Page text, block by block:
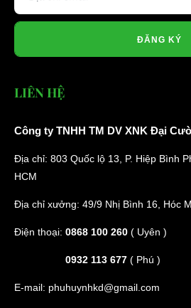
ĐĂNG KÝ
LIÊN HỆ
Công ty TNHH TM DV XNK Đại
Địa chỉ: 803 Quốc lộ 13, P. Hiệp Bình
HCM
Địa chỉ xưởng: 49/9 Nhị Bình 16, Hóc
Điện thoại: 0868 100 260 ( Uyên )
0932 113 677 ( Phú )
E-mail: phuhuynhkd@gmail.com